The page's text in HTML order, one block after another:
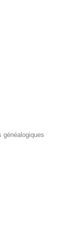
généalogiques